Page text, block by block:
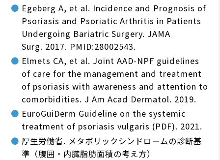
Egeberg A, et al. Incidence and Prognosis of
Psoriasis and Psoriatic Arthritis in Patients
Undergoing Bariatric Surgery. JAMA
Surg. 2017. PMID:28002543.
Elmets CA, et al. Joint AAD-NPF guidelines
of care for the management and treatment
of psoriasis with awareness and attention to
comorbidities. J Am Acad Dermatol. 2019.
EuroGuiDerm Guideline on the systemic
treatment of psoriasis vulgaris (PDF). 2021.
厚生労働省. メタボリックシンドロームの診断基
準（腹囲・内臓脂肪面積の考え方）